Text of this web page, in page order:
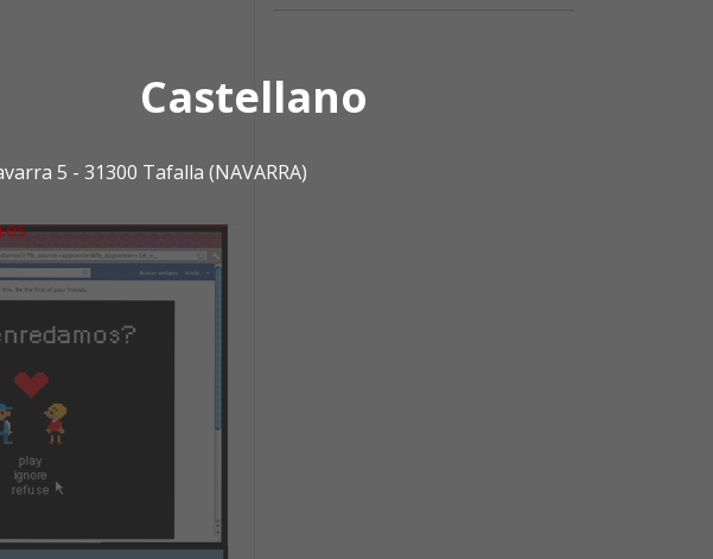
Castellano
5 - 31300 Tafalla (NAVARRA)